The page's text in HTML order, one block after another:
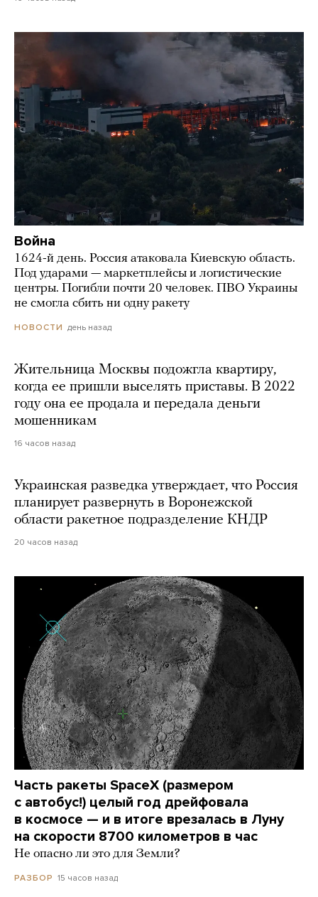
Война
1624-й день. Россия атаковала Киевскую область.
Под ударами — маркетплейсы и логистические
центры. Погибли почти 20 человек. ПВО Украины
не смогла сбить ни одну ракету
НОВОСТИ день назад
Жительница Москвы подожгла квартиру,
когда ее пришли выселять приставы. В 2022
году она ее продала и передала деньги
мошенникам
16 часов назад
Украинская разведка утверждает, что Россия
планирует развернуть в Воронежской
области ракетное подразделение КНДР
20 часов назад
Часть ракеты SpaceX (размером
с автобус!) целый год дрейфовала
в космосе — и в итоге врезалась в Луну
на скорости 8700 километров в час
Не опасно ли это для Земли?
РАЗБОР 15 часов назад